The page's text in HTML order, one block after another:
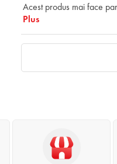
Acest produs mai face
Plus